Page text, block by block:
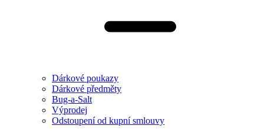
Dárkové poukazy
Dárkové předměty
Bug-a-Salt
Výprodej
Odstoupení od kupní smlouvy